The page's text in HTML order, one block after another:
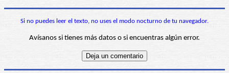
Si no puedes leer el texto, no uses el modo nocturno de tu navegador.
Avísanos si tienes más datos o si encuentras algún error.